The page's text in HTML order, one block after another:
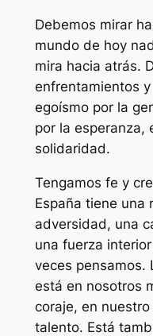
Debemos mirar
mundo de hoy
mira hacia atrás.
enfrentamientos
egoísmo por la
por la esperanza,
solidaridad.
Tengamos fe y
España tiene una
adversidad, una
una fuerza
veces pensamos.
está en nosotros
coraje, en
talento. Está